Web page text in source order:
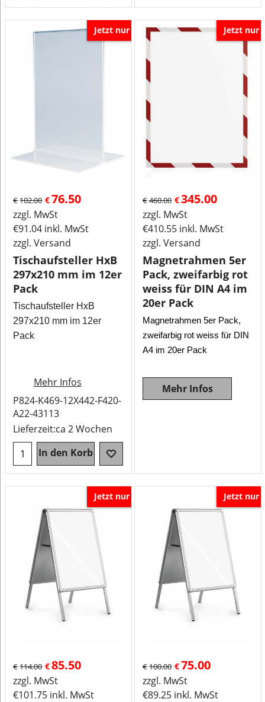
Jetzt nur
€102.00 €76.50
zzgl. MwSt
€91.04 inkl. MwSt
zzgl. Versand
Tischaufsteller HxB
297x210 mm im 12er
Pack
Tischaufsteller HxB
297x210 mm im 12er
Pack
Mehr Infos
P824-K469-12X442-F420-
A22-43113
Lieferzeit:ca 2 Wochen
In den Korb
Jetzt nur
€460.00 €345.00
zzgl. MwSt
€410.55 inkl. MwSt
zzgl. Versand
Magnetrahmen 5er
Pack, zweifarbig rot
weiss für DIN A4 im
20er Pack
Magnetrahmen 5er Pack,
zweifarbig rot weiss für DIN
A4 im 20er Pack
Mehr Infos
Jetzt nur
€114.00 €85.50
zzgl. MwSt
€101.75 inkl. MwSt
Jetzt nur
€100.00 €75.00
zzgl. MwSt
€89.25 inkl. MwSt